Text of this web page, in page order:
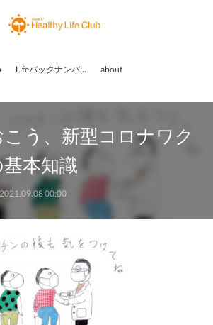
Lifeバックナンバー about
う、新型コロナワク
本知識
2021.09.08 00:00